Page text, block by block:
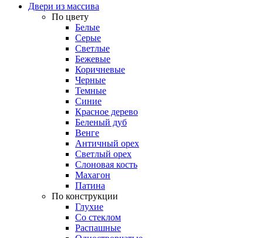
Двери из массива
По цвету
Белые
Серые
Светлые
Бежевые
Коричневые
Черные
Темные
Синие
Красное дерево
Беленый дуб
Венге
Античный орех
Светлый орех
Слоновая кость
Махагон
Патина
По конструкции
Глухие
Со стеклом
Распашные